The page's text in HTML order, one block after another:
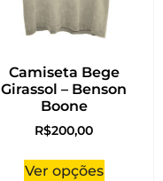
Camiseta Bege
Girassol – Benson
Boone
R$200,00
Ver opções